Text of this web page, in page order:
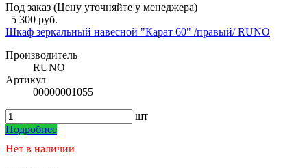
Под заказ (Цену уточняйте у менеджера)
5 300 руб.
Шкаф зеркальный навесной "Карат 60" /правый/ RUNO
Производитель
RUNO
Артикул
00000001055
шт
Подробнее
Нет в наличии